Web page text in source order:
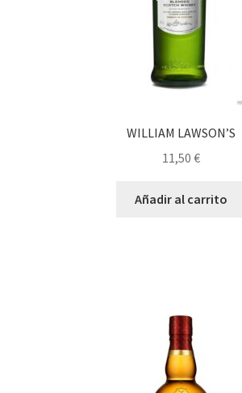
WILLIAM LAWSON’S
11,50 €
Añadir al carrito